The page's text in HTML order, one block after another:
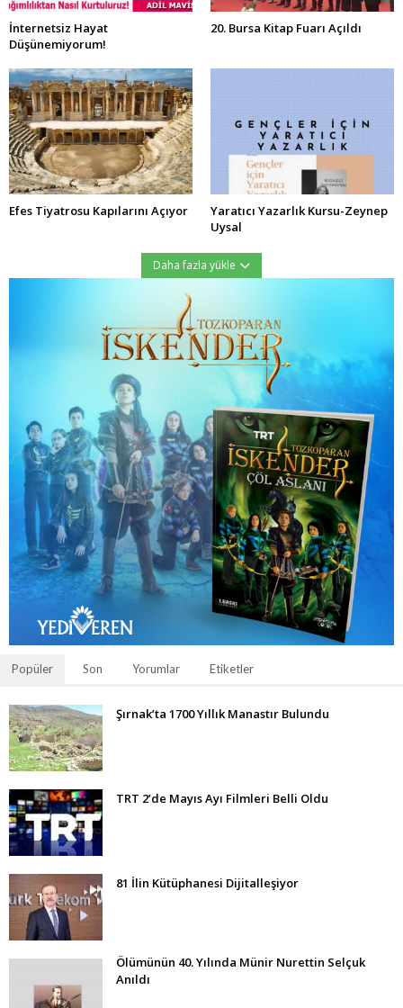
İnternetsiz Hayat
Düşünemiyorum!
20. Bursa Kitap Fuarı Açıldı
Efes Tiyatrosu Kapılarını Açıyor
Yaratıcı Yazarlık Kursu-Zeynep
Uysal
Daha fazla yükle
Popüler Son Yorumlar Etiketler
Şırnak’ta 1700 Yıllık Manastır Bulundu
TRT 2’de Mayıs Ayı Filmleri Belli Oldu
81 İlin Kütüphanesi Dijitalleşiyor
Ölümünün 40. Yılında Münir Nurettin Selçuk
Anıldı